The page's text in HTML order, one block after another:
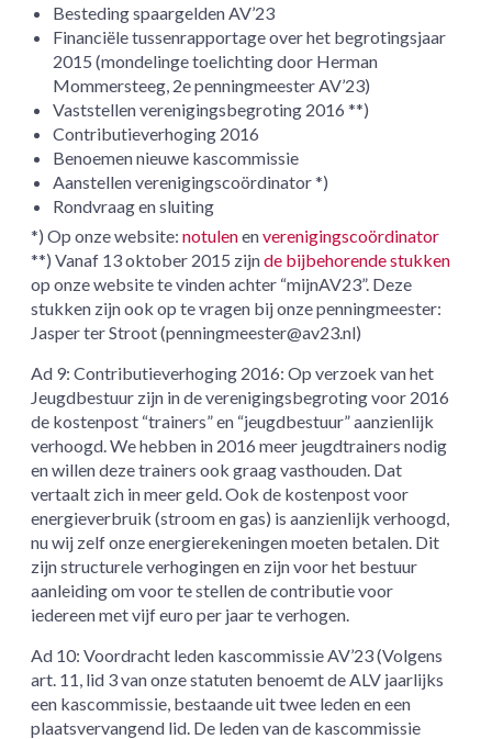
Besteding spaargelden AV’23
Financiële tussenrapportage over het begrotingsjaar
2015 (mondelinge toelichting door Herman
Mommersteeg, 2e penningmeester AV’23)
Vaststellen verenigingsbegroting 2016 **)
Contributieverhoging 2016
Benoemen nieuwe kascommissie
Aanstellen verenigingscoördinator *)
Rondvraag en sluiting
*) Op onze website:notulenenverenigingscoördinator
**) Vanaf 13 oktober 2015 zijnde bijbehorende stukken
op onze website te vinden achter “mijnAV23”. Deze
stukken zijn ook op te vragen bij onze penningmeester:
Jasper ter Stroot (penningmeester@av23.nl)
Ad 9: Contributieverhoging 2016: Op verzoek van het
Jeugdbestuur zijn in de verenigingsbegroting voor 2016
de kostenpost “trainers” en “jeugdbestuur” aanzienlijk
verhoogd. We hebben in 2016 meer jeugdtrainers nodig
en willen deze trainers ook graag vasthouden. Dat
vertaalt zich in meer geld. Ook de kostenpost voor
energieverbruik (stroom en gas) is aanzienlijk verhoogd,
nu wij zelf onze energierekeningen moeten betalen. Dit
zijn structurele verhogingen en zijn voor het bestuur
aanleiding om voor te stellen de contributie voor
iedereen met vijf euro per jaar te verhogen.
Ad 10: Voordracht leden kascommissie AV’23 (Volgens
art. 11, lid 3 van onze statuten benoemt de ALV jaarlijks
een kascommissie, bestaande uit twee leden en een
plaatsvervangend lid. De leden van de kascommissie